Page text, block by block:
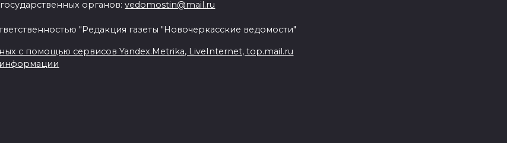
органов:vedomostin@mail.ru
"Редакция газеты "Новочеркасские ведомости"
с помощью сервисов Yandex.Metrika, LiveInternet, top.mail.ru